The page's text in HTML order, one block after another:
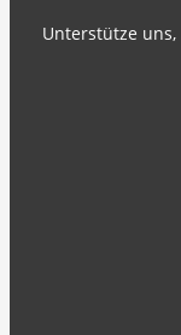
Unterstütze